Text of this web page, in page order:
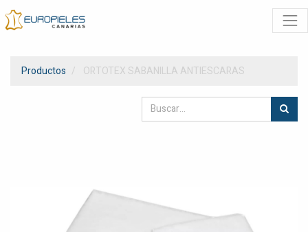
Productos ORTOTEX SABANILLA ANTIESCARAS